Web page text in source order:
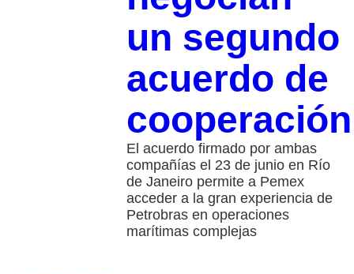
un segundo
acuerdo de
cooperación
El acuerdo firmado por ambas
compañías el 23 de junio en Río
de Janeiro permite a Pemex
acceder a la gran experiencia de
Petrobras en operaciones
marítimas complejas